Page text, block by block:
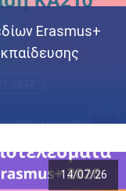
Erasmus+
14/07/26